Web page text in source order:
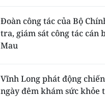
Đoàn công tác của Bộ
tra, giám sát công tác cán
Mau
Vĩnh Long phát động
ngày đêm khám sức khỏe